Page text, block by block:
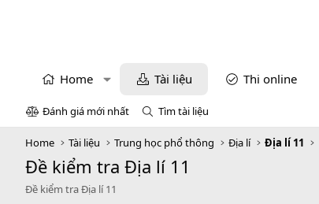
Home Tài liệu Thi online
Đánh giá mới nhất Tìm tài liệu
Home Tài liệu Trung học phổ thông Địa lí Địa lí 11
Đề kiểm tra Địa lí 11
Đề kiểm tra Địa lí 11